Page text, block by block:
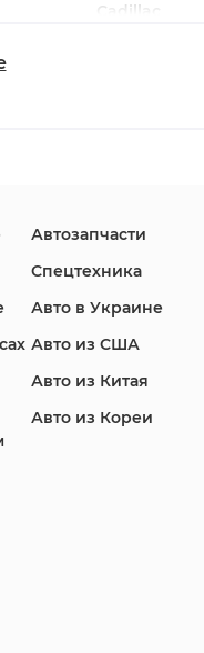
Cadillac
Jeep
Автозапчасти
Спецтехника
Авто в Украине
Авто из США
Авто из Китая
Авто из Кореи